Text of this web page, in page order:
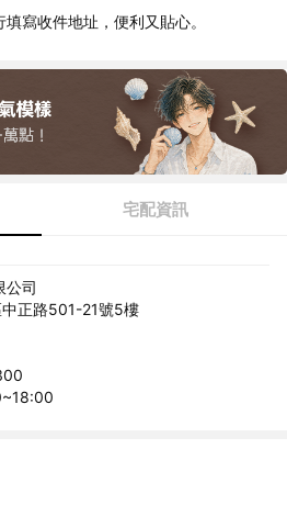
寫收件地址，便利又貼心。
宅配資訊
公司
正路501-21號5樓